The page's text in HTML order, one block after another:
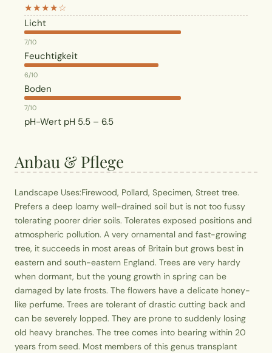
★★★★☆
Licht
7/10
Feuchtigkeit
6/10
Boden
7/10
pH-Wert pH 5.5 – 6.5
Anbau & Pflege
Landscape Uses:Firewood, Pollard, Specimen, Street tree.
Prefers a deep loamy well-drained soil but is not too fussy
tolerating poorer drier soils. Tolerates exposed positions and
atmospheric pollution. A very ornamental and fast-growing
tree, it succeeds in most areas of Britain but grows best in
eastern and south-eastern England. Trees are very hardy
when dormant, but the young growth in spring can be
damaged by late frosts. The flowers have a delicate honey-
like perfume. Trees are tolerant of drastic cutting back and
can be severely lopped. They are prone to suddenly losing
old heavy branches. The tree comes into bearing within 20
years from seed. Most members of this genus transplant